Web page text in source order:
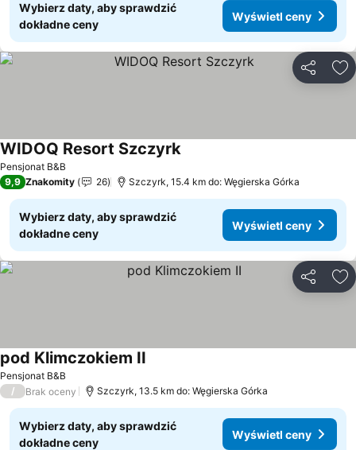
Wybierz daty, aby sprawdzić
dokładne ceny
Wyświetl ceny
Pensjonat B&B
WIDOQ Resort SzczyrkWyświetl ceny
9,9 Znakomity 26 Szczyrk, 15.4 km do: Węgierska Górka
Wybierz daty, aby sprawdzić
dokładne ceny
Wyświetl ceny
Pensjonat B&B
pod Klimczokiem II
/ Brak oceny Szczyrk, 13.5 km do: Węgierska Górka
Wybierz daty, aby sprawdzić
dokładne ceny
Wyświetl ceny